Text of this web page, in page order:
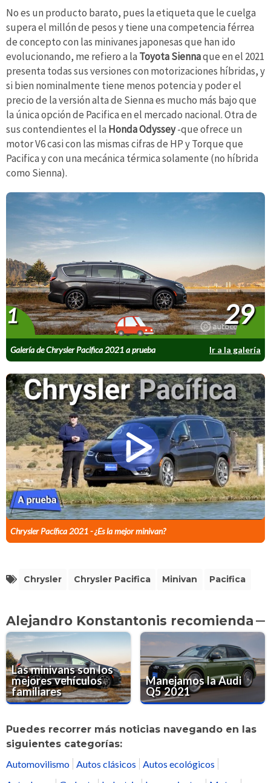
No es un producto barato, pues la etiqueta que le cuelga
supera el millón de pesos y tiene una competencia férrea
de concepto con las minivanes japonesas que han ido
evolucionando, me refiero a la Toyota Siennaque en el 2021
presenta todas sus versiones con motorizaciones híbridas, y
si bien nominalmente tiene menos potencia y poder el
precio de la versión alta de Sienna es mucho más bajo que
la única opción de Pacifica en el mercado nacional. Otra de
sus contendientes el la Honda Odyssey-que ofrece un
motor V6 casi con las mismas cifras de HP y Torque que
Pacifica y con una mecánica térmica solamente (no híbrida
como Sienna).
Galería de Chrysler Pacifica 2021 a prueba Ir a la galería
1 29
Chrysler Pacífica 2021 - ¿Es la mejor minivan?
Chrysler Chrysler Pacifica Minivan Pacifica
Alejandro Konstantonis recomienda
Las minivans son los
mejores vehículos
familiares
Manejamos la Audi
Q5 2021
Puedes recorrer más noticias navegando en las
siguientes categorías:
Automovilismo Autos clásicos
Autos ecológicos